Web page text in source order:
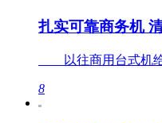
扎实可靠商务机
以往商用台式机给
8